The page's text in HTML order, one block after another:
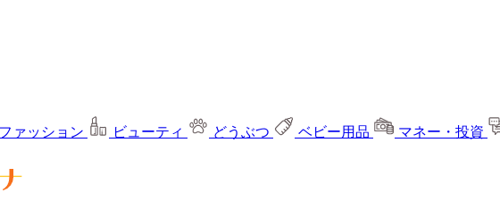
ファッション ビューティ どうぶつ ベビー用品 マネー・投資